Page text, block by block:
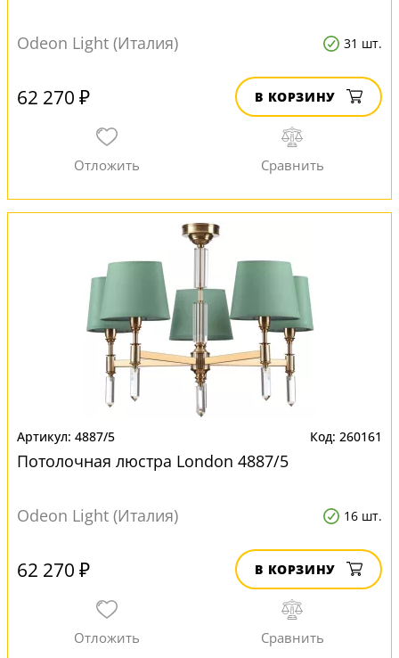
Odeon Light (Италия) 31 шт.
62 270 ₽ В КОРЗИНУ
4887/5 260161
Потолочная люстра London 4887/5
Odeon Light (Италия) 16 шт.
62 270 ₽ В КОРЗИНУ